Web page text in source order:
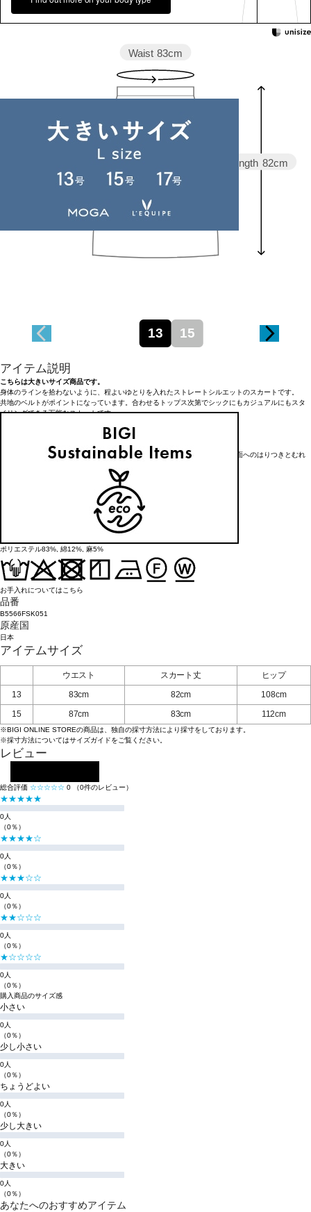
Length 82cm
Hip 108cm
Waist 83cm
13 15
アイテム説明
こちらは大きいサイズ商品です。
身体のラインを拾わないように、程よいゆとりを入れたストレートシルエットのスカートです。
共地のベルトがポイントになっています。合わせるトップス次第でシックにもカジュアルにもスタ
イリングできる万能なスカートです。
透け防止機能・吸水速乾に加え、優れた肌離れと通気性を追及し、不快な肌面へのはりつきとむれ
レギュラーサイズ品番：B5562FSK051
ポリエステル83%, 綿12%, 麻5%
お手入れについてはこちら
品番
B5566FSK051
原産国
日本
アイテムサイズ
ウエスト スカート丈
ヒップ
13
83cm 82cm
108cm
15
87cm 83cm 112cm
※BIGI ONLINE STOREの商品は、独自の採寸方法により採寸をしております。
※採寸方法についてはサイズガイドをご覧ください。
レビュー
総合評価 ☆☆☆☆☆ 0 （0件のレビュー）
★★★★★
0人
（0％）
★★★★☆
0人
（0％）
★★★☆☆
0人
（0％）
★★☆☆☆
0人
（0％）
★☆☆☆☆
0人
（0％）
購入商品のサイズ感
小さい
0人
（0％）
少し小さい
0人
（0％）
ちょうどよい
0人
（0％）
少し大きい
0人
（0％）
大きい
0人
（0％）
あなたへのおすすめアイテム